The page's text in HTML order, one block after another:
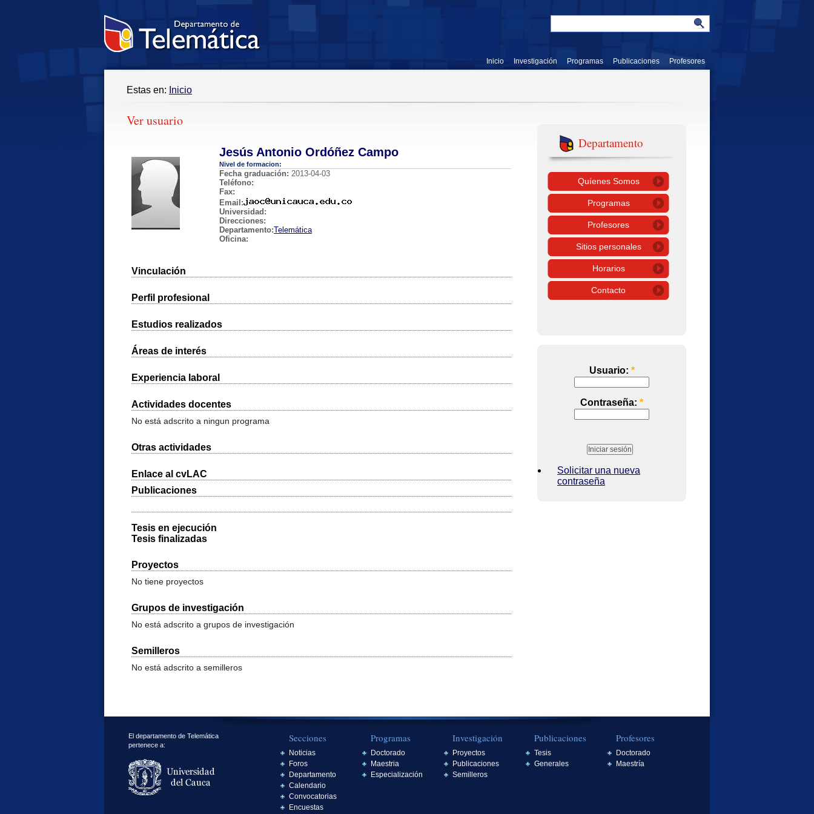
Inicio Investigación Programas Publicaciones Profesores
Estas en: Inicio
Ver usuario
Jesús Antonio Ordóñez Campo
Nivel de formacion:
Fecha graduación: 2013-04-03
Teléfono:
Fax:
Email:
Universidad:
Direcciones:
Departamento:Telemática
Oficina:
Vinculación
Perfil profesional
Estudios realizados
Áreas de interés
Experiencia laboral
Actividades docentes
No está adscrito a ningun programa
Otras actividades
Enlace al cvLAC
Publicaciones
Tesis en ejecución
Tesis finalizadas
Proyectos
No tiene proyectos
Grupos de investigación
No está adscrito a grupos de investigación
Semilleros
No está adscrito a semilleros
Departamento
Quíenes Somos
Programas
Profesores
Sitios personales
Horarios
Contacto
Usuario: *
Contraseña: *
Solicitar una nueva
contraseña
El departamento de Telemática
pertenece a:
Secciones
Noticias
Foros
Departamento
Calendario
Convocatorias
Encuestas
Programas
Doctorado
Maestria
Especialización
Investigación
Proyectos
Publicaciones
Semilleros
Publicaciones
Tesis
Generales
Profesores
Doctorado
Maestría